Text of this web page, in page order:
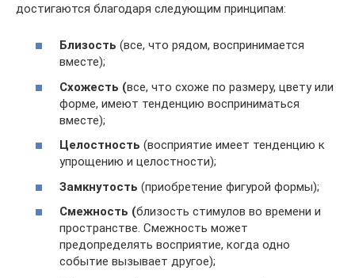
достигаются благодаря следующим принципам:
Близость (все, что рядом, воспринимается
вместе);
Схожесть (все, что схоже по размеру, цвету или
форме, имеют тенденцию восприниматься
вместе);
Целостность (восприятие имеет тенденцию к
упрощению и целостности);
Замкнутость (приобретение фигурой формы);
Смежность (близость стимулов во времени и
пространстве. Смежность может
предопределять восприятие, когда одно
событие вызывает другое);